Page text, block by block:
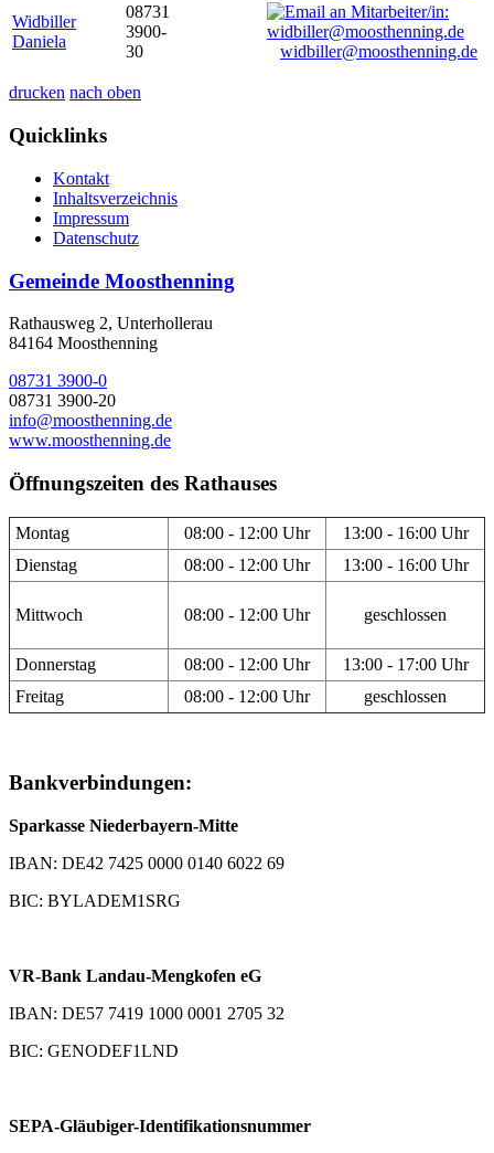
Widbiller
Daniela
08731
3900-
30
widbiller@moosthenning.de
drucken nach oben
Quicklinks
Kontakt
Inhaltsverzeichnis
Impressum
Datenschutz
Gemeinde Moosthenning
Rathausweg 2, Unterhollerau
84164 Moosthenning
08731 3900-0
08731 3900-20
info@moosthenning.de
www.moosthenning.de
Öffnungszeiten des Rathauses
Montag 08:00 - 12:00 Uhr
13:00 - 16:00 Uhr
Dienstag
08:00 - 12:00 Uhr 13:00 - 16:00 Uhr
Mittwoch 08:00 - 12:00 Uhr geschlossen
Donnerstag 08:00 - 12:00 Uhr
13:00 - 17:00 Uhr
Freitag
08:00 - 12:00 Uhr geschlossen
Bankverbindungen:
Sparkasse Niederbayern-Mitte
IBAN: DE42 7425 0000 0140 6022 69
BIC: BYLADEM1SRG
VR-Bank Landau-Mengkofen eG
IBAN: DE57 7419 1000 0001 2705 32
BIC: GENODEF1LND
SEPA-Gläubiger-Identifikationsnummer